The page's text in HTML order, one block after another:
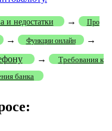
и недостатки → Про
→ Функции онлайн →
→
Требования к
банка